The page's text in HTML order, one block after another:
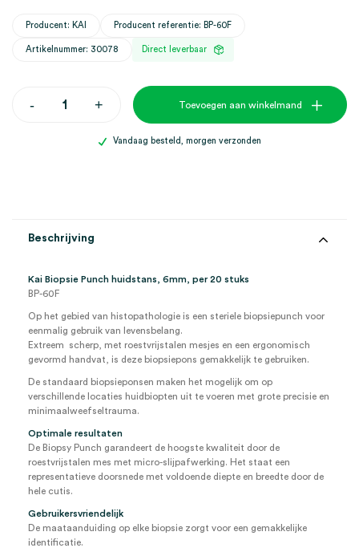
Producent: KAI Producent referentie: BP-60F
Artikelnummer: 30078 Direct leverbaar
- + Toevoegen aan winkelmand
Vandaag besteld, morgen verzonden
Beschrijving
Kai Biopsie Punch huidstans, 6mm, per 20 stuks
BP-60F
Op het gebied van histopathologie is een steriele biopsiepunch voor
eenmalig gebruik van levensbelang.
Extreem scherp, met roestvrijstalen mesjes en een ergonomisch
gevormd handvat, is deze biopsiepons gemakkelijk te gebruiken.
De standaard biopsieponsen maken het mogelijk om op
verschillende locaties huidbiopten uit te voeren met grote precisie en
minimaalweefseltrauma.
Optimale resultaten
De Biopsy Punch garandeert de hoogste kwaliteit door de
roestvrijstalen mes met micro-slijpafwerking. Het staat een
representatieve doorsnede met voldoende diepte en breedte door de
hele cutis.
Gebruikersvriendelijk
De maataanduiding op elke biopsie zorgt voor een gemakkelijke
identificatie.